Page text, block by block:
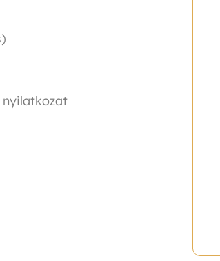
nyilatkozat